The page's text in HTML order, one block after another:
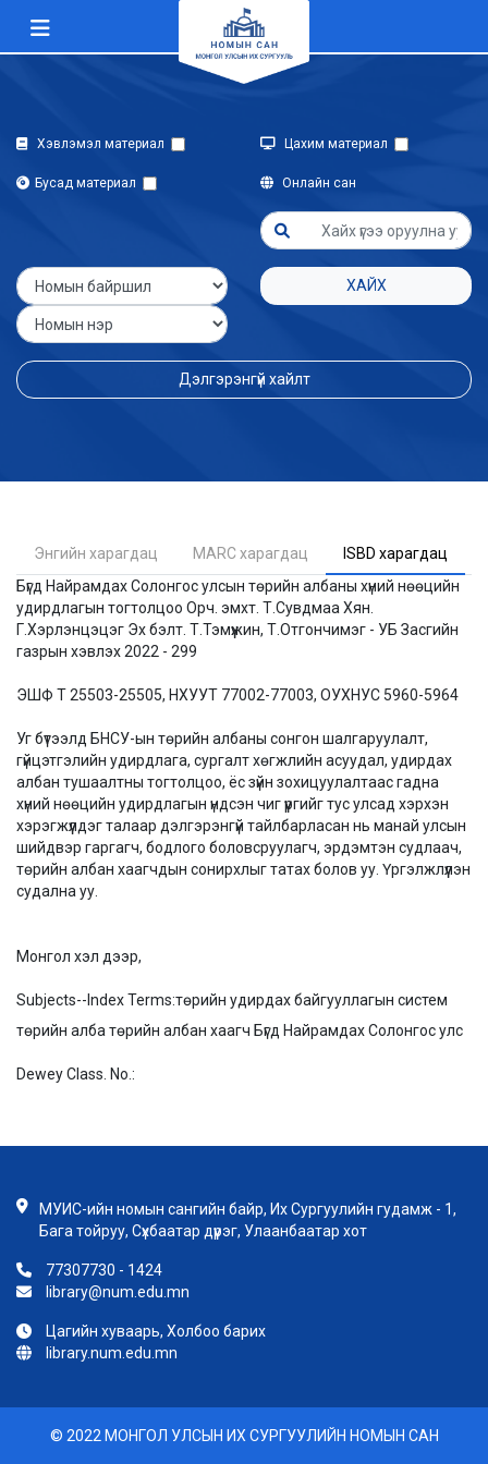
Хэвлэмэл материал Цахим материал
Бусад материал Онлайн сан
ХАЙХ
Дэлгэрэнгүй хайлт
Энгийн харагдац MARC харагдац
ISBD харагдац
Бүгд Найрамдах Солонгос улсын төрийн албаны хүний нөөцийн
удирдлагын тогтолцоо Орч. эмхт. Т.Сувдмаа Хян.
Г.Хэрлэнцэцэг Эх бэлт. Т.Тэмүүжин, Т.Отгончимэг - УБ Засгийн
газрын хэвлэх 2022 - 299
ЭШФ Т 25503-25505, НХУУТ 77002-77003, ОУХНУС 5960-5964
Уг бүтээлд БНСУ-ын төрийн албаны сонгон шалгаруулалт,
гүйцэтгэлийн удирдлага, сургалт хөгжлийн асуудал, удирдах
албан тушаалтны тогтолцоо, ёс зүйн зохицуулалтаас гадна
хүний нөөцийн удирдлагын үндсэн чиг үүргийг тус улсад хэрхэн
хэрэгжүүлдэг талаар дэлгэрэнгүй тайлбарласан нь манай улсын
шийдвэр гаргагч, бодлого боловсруулагч, эрдэмтэн судлаач,
төрийн албан хаагчдын сонирхлыг татах болов уу. Үргэлжлүүлэн
судална уу.
Монгол хэл дээр,
Subjects--Index Terms:төрийн удирдах байгууллагын систем
төрийн алба төрийн албан хаагч Бүгд Найрамдах Солонгос улс
Dewey Class. No.:
МУИС-ийн номын сангийн байр, Их Сургуулийн гудамж - 1,
Бага тойруу, Сүхбаатар дүүрэг, Улаанбаатар хот
77307730 - 1424
library@num.edu.mn
Цагийн хуваарь, Холбоо барих
library.num.edu.mn
© 2022 МОНГОЛ УЛСЫН ИХ СУРГУУЛИЙН НОМЫН САН